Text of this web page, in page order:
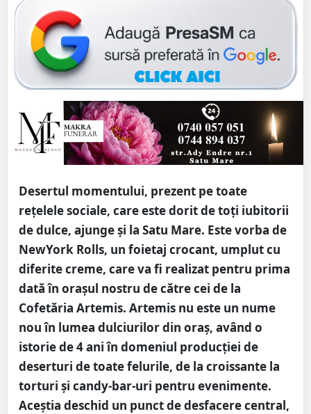
Desertul momentului, prezent pe toate
rețelele sociale, care este dorit de toți iubitorii
de dulce, ajunge și la Satu Mare. Este vorba de
NewYork Rolls, un foietaj crocant, umplut cu
diferite creme, care va fi realizat pentru prima
dată în orașul nostru de către cei de la
Cofetăria Artemis. Artemis nu este un nume
nou în lumea dulciurilor din oraș, având o
istorie de 4 ani în domeniul producției de
deserturi de toate felurile, de la croissante la
torturi și candy-bar-uri pentru evenimente.
Aceștia deschid un punct de desfacere central,